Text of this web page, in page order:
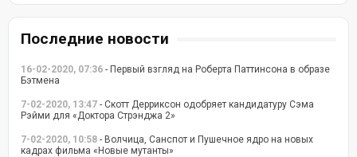
Последние новости
16-02-2020, 07:36 - Первый взгляд на Роберта Паттинсона в образе
Бэтмена
7-02-2020, 13:47 - Скотт Дерриксон одобряет кандидатуру Сэма
Рэйми для «Доктора Стрэнджа 2»
7-02-2020, 10:58 - Волчица, Санспот и Пушечное ядро на новых
кадрах фильма «Новые мутанты»